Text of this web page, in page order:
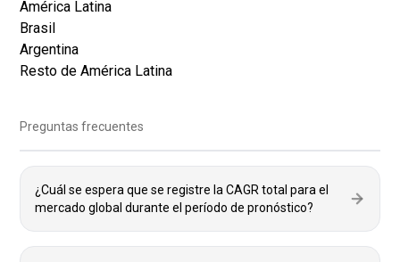
América Latina
Brasil
Argentina
Resto de América Latina
Preguntas frecuentes
¿Cuál se espera que se registre la CAGR total para el
mercado global durante el período de pronóstico?